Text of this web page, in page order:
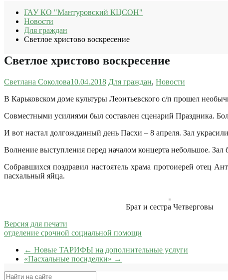
ГАУ КО "Мантуровский КЦСОН"
Новости
Для граждан
Светлое христово воскресение
Светлое христово воскресение
Светлана Соколова10.04.2018 Для граждан, Новости
В Карьковском доме культуры Леонтьевского с/п прошел
Совместными усилиями был составлен сценарий Праздника.
И вот настал долгожданный день Пасхи – 8 апреля. Зал
Волнение выступления перед началом концерта небольшое. Зал
Собравшихся поздравил настоятель храма протоиерей отец
пасхальный яйца.
Брат и сестра Четверговы
Версия для печати
отделение срочной социальной помощи
← Новые ТАРИФЫ на дополнительные услуги
«Пасхальные посиделки» →
Поиск